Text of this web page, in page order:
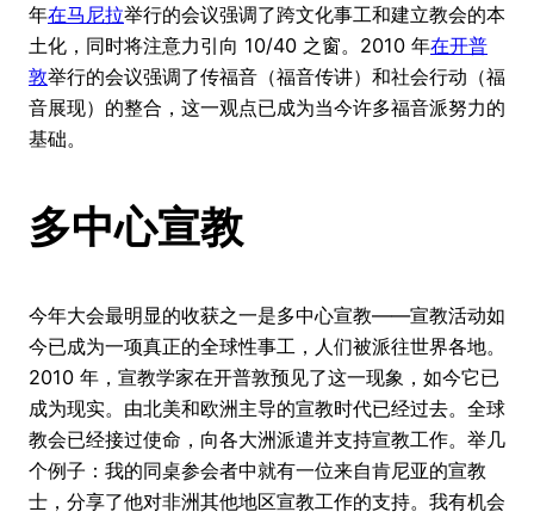
年在马尼拉举行的会议强调了跨文化事工和建立教会的本
土化，同时将注意力引向 10/40 之窗。2010 年在开普
敦举行的会议强调了传福音（福音传讲）和社会行动（福
音展现）的整合，这一观点已成为当今许多福音派努力的
基础。
多中心宣教
今年大会最明显的收获之一是多中心宣教——宣教活动如
今已成为一项真正的全球性事工，人们被派往世界各地。
2010 年，宣教学家在开普敦预见了这一现象，如今它已
成为现实。由北美和欧洲主导的宣教时代已经过去。全球
教会已经接过使命，向各大洲派遣并支持宣教工作。举几
个例子：我的同桌参会者中就有一位来自肯尼亚的宣教
士，分享了他对非洲其他地区宣教工作的支持。我有机会